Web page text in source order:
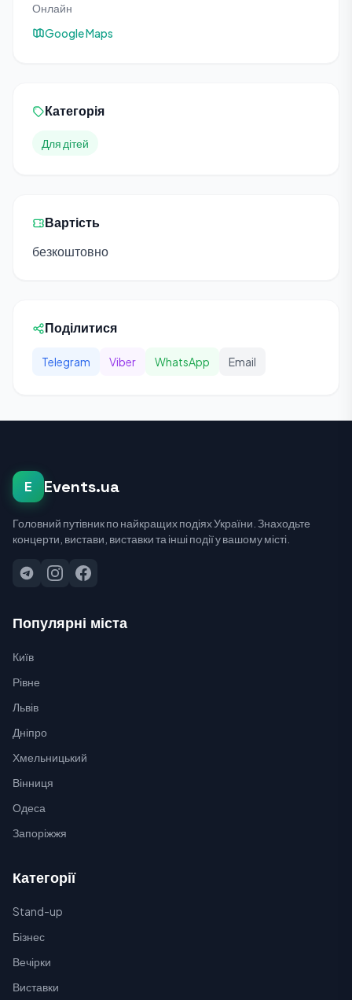
Онлайн
Google Maps
Категорія
Для дітей
Вартість
безкоштовно
Поділитися
Telegram Viber WhatsApp Email
E Events.ua
Головний путівник по найкращих подіях України. Знаходьте
концерти, вистави, виставки та інші події у вашому місті.
Популярні міста
Київ
Рівне
Львів
Дніпро
Хмельницький
Вінниця
Одеса
Запоріжжя
Категорії
Stand-up
Бізнес
Вечірки
Виставки